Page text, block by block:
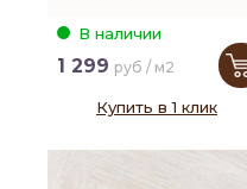
В наличии
1 299 руб / м2
Купить в 1 клик